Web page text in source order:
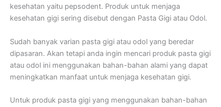
kesehatan yaitu pepsodent. Produk untuk menjaga
kesehatan gigi sering disebut dengan Pasta Gigi atau Odol.
Sudah banyak varian pasta gigi atau odol yang beredar
dipasaran. Akan tetapi anda ingin mencari produk pasta gigi
atau odol ini menggunakan bahan-bahan alami yang dapat
meningkatkan manfaat untuk menjaga kesehatan gigi.
Untuk produk pasta gigi yang menggunakan bahan-bahan